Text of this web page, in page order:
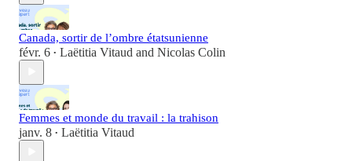
Canada, sortir de l’ombre étatsunienne
févr. 6 • Laëtitia Vitaud and Nicolas Colin
Femmes et monde du travail : la trahison
janv. 8 • Laëtitia Vitaud